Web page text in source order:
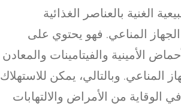
الغنية بالعناصر الغذائية
المناعي. فهو يحتوي على
الأمينية والفيتامينات والمعادن
المناعي. وبالتالي، يمكن للاستهلاك
من الأمراض والالتهابات